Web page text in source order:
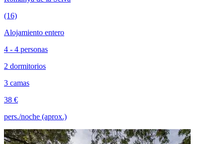
(16)
Alojamiento entero
4 - 4 personas
2 dormitorios
3 camas
38 €
pers./noche (aprox.)